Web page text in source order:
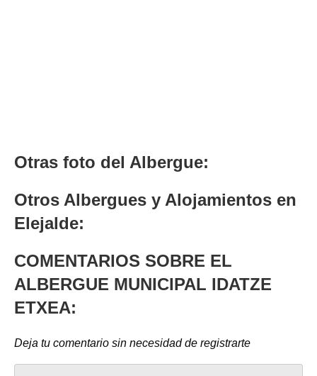
Otras foto del Albergue:
Otros Albergues y Alojamientos en
Elejalde:
COMENTARIOS SOBRE EL
ALBERGUE MUNICIPAL IDATZE
ETXEA:
Deja tu comentario sin necesidad de registrarte